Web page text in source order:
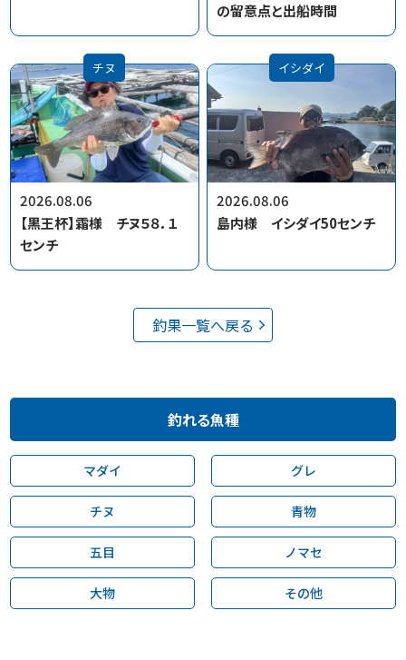
の留意点と出船時間
2026.08.06
【黒王杯】霜様 チヌ５８．１
センチ
チヌ
2026.08.06
島内様 イシダイ50センチ
イシダイ
釣果一覧へ戻る
釣れる魚種
マダイ グレ
チヌ 青物
五目 ノマセ
大物 その他